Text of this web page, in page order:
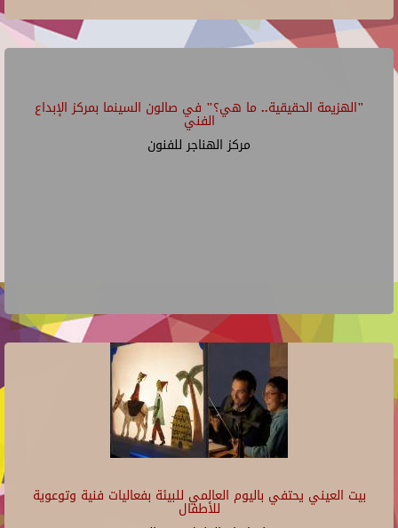
"الهزيمة الحقيقية.. ما هي؟" في صالون السينما بمركز الإبداع
الفني
مركز الهناجر للفنون
بيت العيني يحتفي باليوم العالمي للبيئة بفعاليات فنية وتوعوية
للأطفال